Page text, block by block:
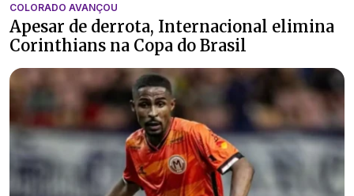
COLORADO AVANÇOU
Apesar de derrota, Internacional elimina
Corinthians na Copa do Brasil